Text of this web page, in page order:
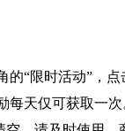
“限时活动”，点
天仅可获取一次